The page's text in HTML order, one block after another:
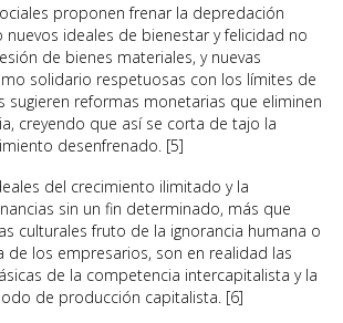
proponen frenar la depredación
ideales de bienestar y felicidad no
de bienes materiales, y nuevas
solidario respetuosas con los límites de
sugieren reformas monetarias que eliminen
creyendo que así se corta de tajo la
desenfrenado. [5]
del crecimiento ilimitado y la
sin un fin determinado, más que
culturales fruto de la ignorancia humana o
de los empresarios, son en realidad las
de la competencia intercapitalista y la
de producción capitalista. [6]